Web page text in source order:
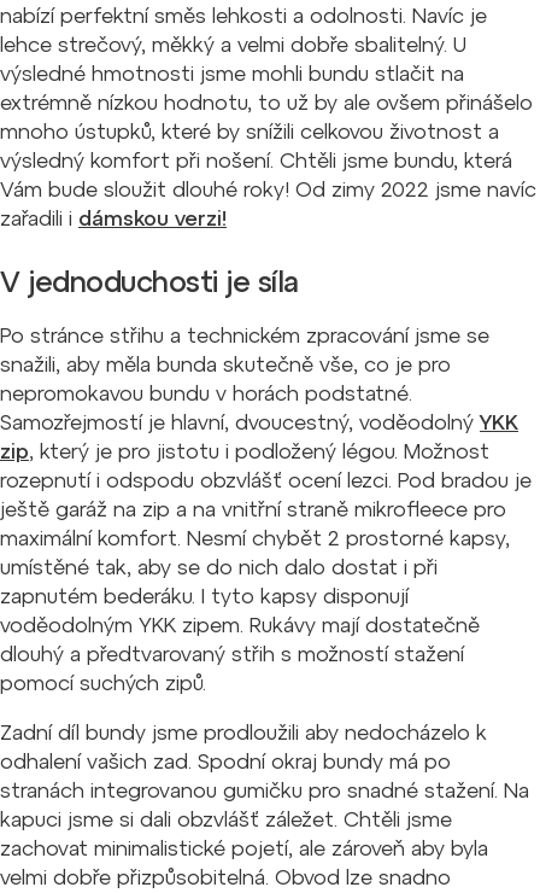
nabízí perfektní směs lehkosti a odolnosti. Navíc je
lehce strečový, měkký a velmi dobře sbalitelný. U
výsledné hmotnosti jsme mohli bundu stlačit na
extrémně nízkou hodnotu, to už by ale ovšem přinášelo
mnoho ústupků, které by snížili celkovou životnost a
výsledný komfort při nošení. Chtěli jsme bundu, která
Vám bude sloužit dlouhé roky! Od zimy 2022 jsme navíc
zařadili i dámskou verzi!
V jednoduchosti je síla
Po stránce střihu a technickém zpracování jsme se
snažili, aby měla bunda skutečně vše, co je pro
nepromokavou bundu v horách podstatné.
Samozřejmostí je hlavní, dvoucestný, voděodolnýYKK
zip, který je pro jistotu i podložený légou. Možnost
rozepnutí i odspodu obzvlášť ocení lezci. Pod bradou je
ještě garáž na zip a na vnitřní straně mikrofleece pro
maximální komfort. Nesmí chybět 2 prostorné kapsy,
umístěné tak, aby se do nich dalo dostat i při
zapnutém bederáku. I tyto kapsy disponují
voděodolným YKK zipem. Rukávy mají dostatečně
dlouhý a předtvarovaný střih s možností stažení
pomocí suchých zipů.
Zadní díl bundy jsme prodloužili aby nedocházelo k
odhalení vašich zad. Spodní okraj bundy má po
stranách integrovanou gumičku pro snadné stažení. Na
kapuci jsme si dali obzvlášť záležet. Chtěli jsme
zachovat minimalistické pojetí, ale zároveň aby byla
velmi dobře přizpůsobitelná. Obvod lze snadno